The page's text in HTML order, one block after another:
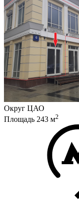
Округ ЦАО
Площадь 243 м2